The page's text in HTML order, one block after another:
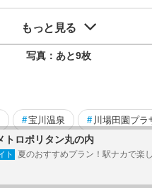
もっと見る
写真：あと9枚
#宝川温泉 # 川場田園プラ
天風呂 # 夏旅2019
トロポリタン丸の内
ト
夏のおすすめプラン！駅ナカで楽